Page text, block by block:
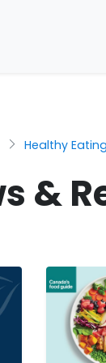
Healthy
&